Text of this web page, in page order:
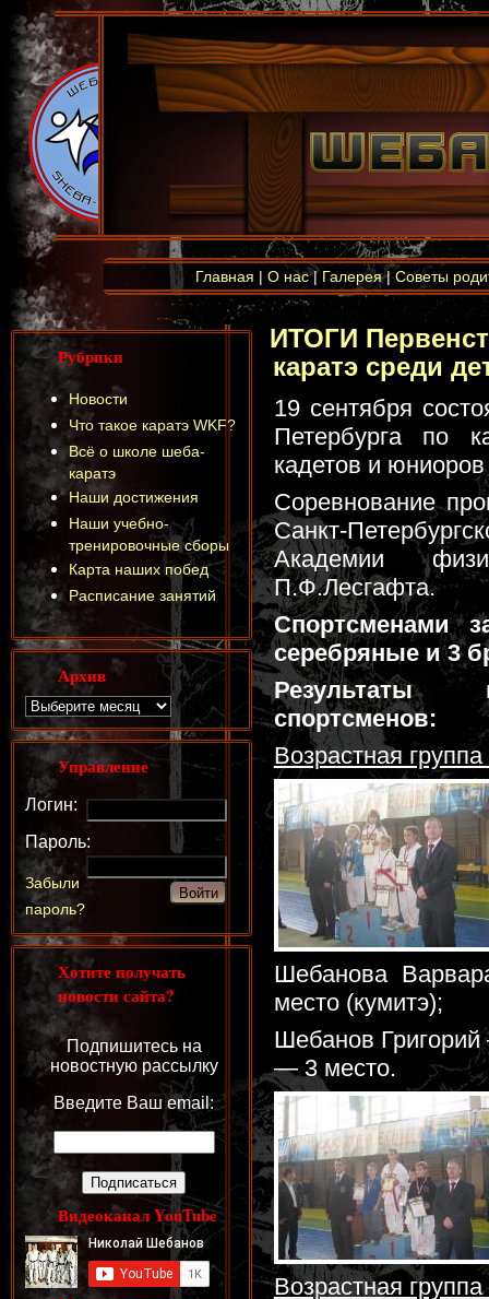
Главная | О нас|Галерея|Советы
ИТОГИ
каратэ среди
19 сентября
Петербурга по
кадетов и юниоров
Соревнование
Санкт-
Академии
П.Ф.Лесгафта.
Спортсменами
серебряные и 3
Результаты
спортсменов:
Возрастная группа
Шебанова
место (кумитэ);
Шебанов
— 3 место.
Возрастная группа
Рубрики
Новости
Что такое каратэ WKF?
Всё о школе шеба-
каратэ
Наши достижения
Наши учебно-
тренировочные сборы
Карта наших побед
Расписание занятий
Архив
Управление
Логин:
Пароль:
Забыли
пароль?
Хотите получать
новости сайта?
Подпишитесь на
новостную рассылку
Введите Ваш email:
Видеоканал YouTube